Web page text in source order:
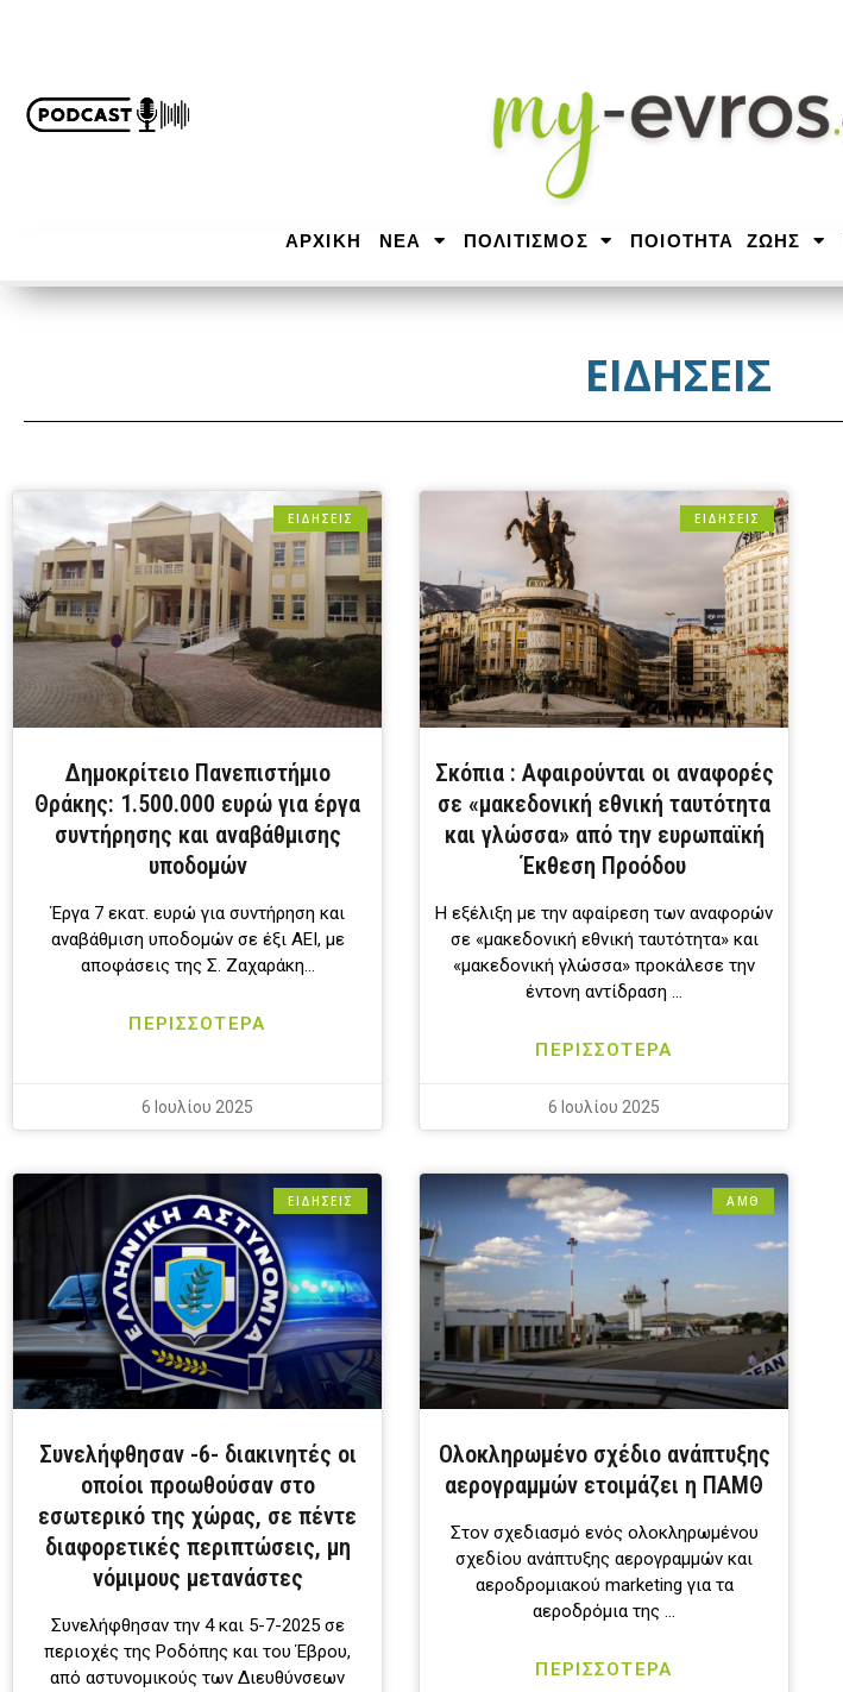
ΑΡΧΙΚΉ ΝΕΑ ΠΟΛΙΤΙΣΜΟΣ ΠΟΙΟΤΗΤΑ ΖΩΗΣ
ΕΙΔΗΣΕΙΣ
ΕΙΔΗΣΕΙΣ
Δημοκρίτειο Πανεπιστήμιο
Θράκης: 1.500.000 ευρώ για έργα
συντήρησης και αναβάθμισης
υποδομών
Έργα 7 εκατ. ευρώ για συντήρηση και
αναβάθμιση υποδομών σε έξι ΑΕΙ, με
αποφάσεις της Σ. Ζαχαράκη…
ΠΕΡΙΣΣΟΤΕΡΑ
6 Ιουλίου 2025
ΕΙΔΗΣΕΙΣ
Σκόπια : Αφαιρούνται οι αναφορές
σε «μακεδονική εθνική ταυτότητα
και γλώσσα» από την ευρωπαϊκή
Έκθεση Προόδου
Η εξέλιξη με την αφαίρεση των αναφορών
σε «μακεδονική εθνική ταυτότητα» και
«μακεδονική γλώσσα» προκάλεσε την
έντονη αντίδραση …
ΠΕΡΙΣΣΟΤΕΡΑ
6 Ιουλίου 2025
ΕΙΔΗΣΕΙΣ
Συνελήφθησαν -6- διακινητές οι
οποίοι προωθούσαν στο
εσωτερικό της χώρας, σε πέντε
διαφορετικές περιπτώσεις, μη
νόμιμους μετανάστες
Συνελήφθησαν την 4 και 5-7-2025 σε
περιοχές της Ροδόπης και του Έβρου,
από αστυνομικούς των Διευθύνσεων
ΑΜΘ
Ολοκληρωμένο σχέδιο ανάπτυξης
αερογραμμών ετοιμάζει η ΠΑΜΘ
Στον σχεδιασμό ενός ολοκληρωμένου
σχεδίου ανάπτυξης αερογραμμών και
αεροδρομιακού marketing για τα
αεροδρόμια της …
ΠΕΡΙΣΣΟΤΕΡΑ